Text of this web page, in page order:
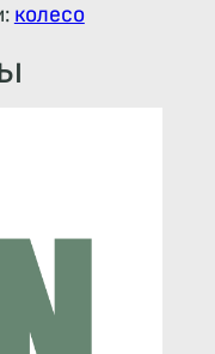
колесо